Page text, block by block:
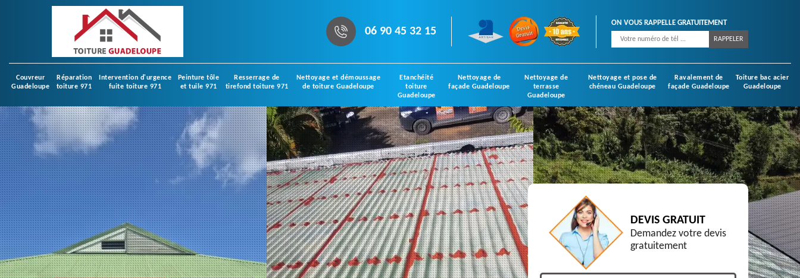
06 90 45 32 15
ON VOUS RAPPELLE GRATUITEMENT
Couvreur
Guadeloupe
Réparation
toiture 971
Intervention d'urgence
fuite toiture 971
Peinture tôle
et tuile 971
Resserrage de
tirefond toiture 971
Nettoyage et démoussage
de toiture Guadeloupe
Etanchéité
toiture
Guadeloupe
Nettoyage de
façade Guadeloupe
Nettoyage de
terrasse
Guadeloupe
Nettoyage et pose de
chéneau Guadeloupe
Ravalement de
façade Guadeloupe
Toiture bac acier
Guadeloupe
DEVIS GRATUIT
Demandez votre devis
gratuitement